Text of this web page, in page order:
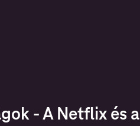
- A Netflix és a